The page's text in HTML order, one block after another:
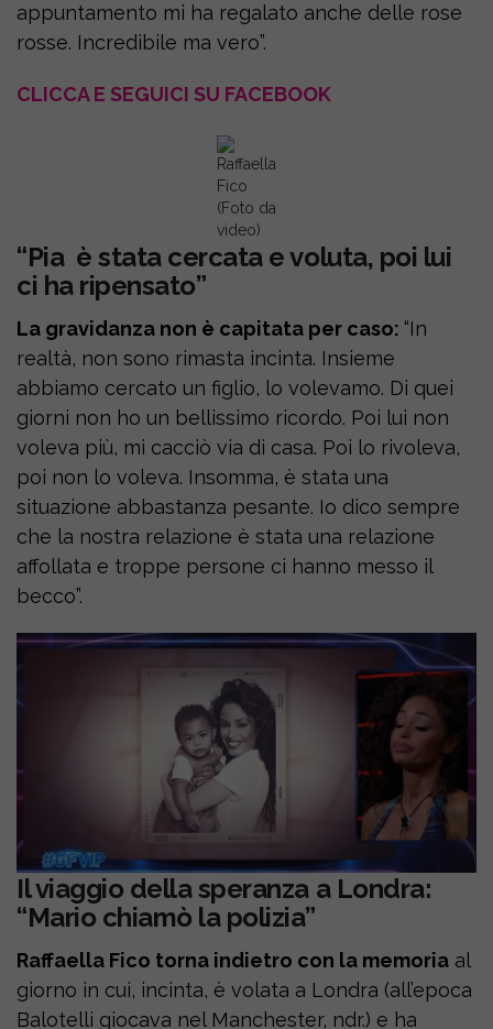
appuntamento mi ha regalato anche delle rose
rosse. Incredibile ma vero”.
CLICCA E SEGUICI SU FACEBOOK
Raffaella
Fico
(Foto da
video)
“Pia è stata cercata e voluta, poi lui
ci ha ripensato”
La gravidanza non è capitata per caso: “In
realtà, non sono rimasta incinta. Insieme
abbiamo cercato un figlio, lo volevamo. Di quei
giorni non ho un bellissimo ricordo. Poi lui non
voleva più, mi cacciò via di casa. Poi lo rivoleva,
poi non lo voleva. Insomma, è stata una
situazione abbastanza pesante. Io dico sempre
che la nostra relazione è stata una relazione
affollata e troppe persone ci hanno messo il
becco”.
Il viaggio della speranza a Londra:
“Mario chiamò la polizia”
Raffaella Fico torna indietro con la memoria al
giorno in cui, incinta, è volata a Londra (all’epoca
Balotelli giocava nel Manchester, ndr.) e ha